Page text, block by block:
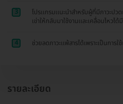
3
โปรเเกรมเเนะนำสำหรับผู้ที่มีภาวะป
เข่าให้กลับมาใช้งานเเละเคลื่อนไหวไ
4 ช่วยลดภาวะเเพ้สารได้เพราะเป็นการ
รายละเอียด